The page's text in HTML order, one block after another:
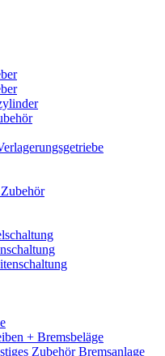
+ Bremsbeläge
Zubehör Bremsanlage